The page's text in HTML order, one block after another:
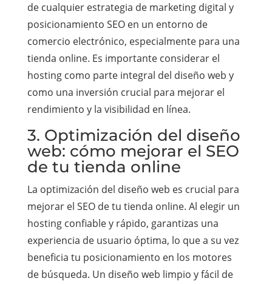
de cualquier estrategia de marketing digital y
posicionamiento SEO en un entorno de
comercio electrónico, especialmente para una
tienda online. Es importante considerar el
hosting como parte integral del diseño web y
como una inversión crucial para mejorar el
rendimiento y la visibilidad en línea.
3. Optimización del diseño
web: cómo mejorar el SEO
de tu tienda online
La optimización del diseño web es crucial para
mejorar el SEO de tu tienda online. Al elegir un
hosting confiable y rápido, garantizas una
experiencia de usuario óptima, lo que a su vez
beneficia tu posicionamiento en los motores
de búsqueda. Un diseño web limpio y fácil de